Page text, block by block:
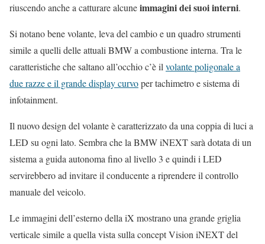
riuscendo anche a catturare alcuneimmagini dei suoi interni.
Si notano bene volante, leva del cambio e un quadro strumenti
simile a quelli delle attuali BMW a combustione interna. Tra le
caratteristiche che saltano all’occhio c’è ilvolante poligonale a
due razze e il grande display curvoper tachimetro e sistema di
infotainment.
Il nuovo design del volante è caratterizzato da una coppia di luci a
LED su ogni lato. Sembra che la BMW iNEXT sarà dotata di un
sistema a guida autonoma fino al livello 3 e quindi i LED
servirebbero ad invitare il conducente a riprendere il controllo
manuale del veicolo.
Le immagini dell’esterno della iX mostrano una grande griglia
verticale simile a quella vista sulla concept Vision iNEXT del